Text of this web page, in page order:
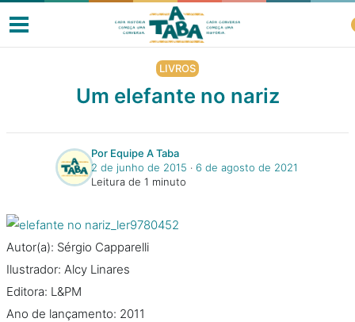
Livros
Resenhas
Clube de Leitores
Listas
Como ler?
LIVROS
Um elefante no nariz
Por Equipe A Taba
2 de junho de 2015 ‧ 6 de agosto de 2021
Leitura de 1 minuto
Autor(a): Sérgio Capparelli
Ilustrador: Alcy Linares
Editora: L&PM
Ano de lançamento: 2011